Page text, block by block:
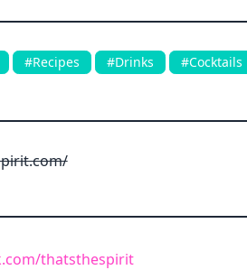
#Recipes #Drinks #Cocktails
thatsthespirit